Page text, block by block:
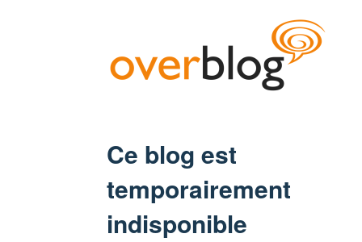
Ce blog est
temporairement
indisponible